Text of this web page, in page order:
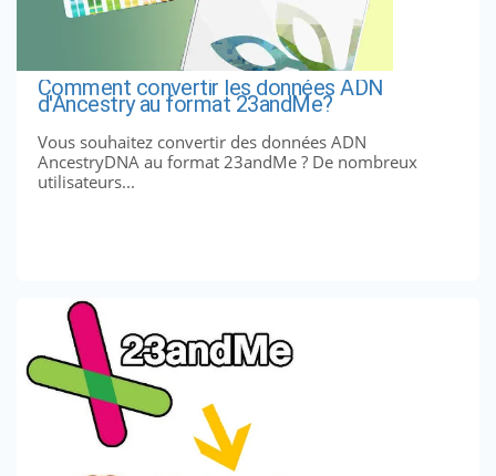
Comment convertir les données ADN
d'Ancestry au format 23andMe?
Vous souhaitez convertir des données ADN
AncestryDNA au format 23andMe ? De nombreux
utilisateurs...